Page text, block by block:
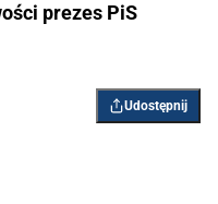
prezes PiS
Udostępnij